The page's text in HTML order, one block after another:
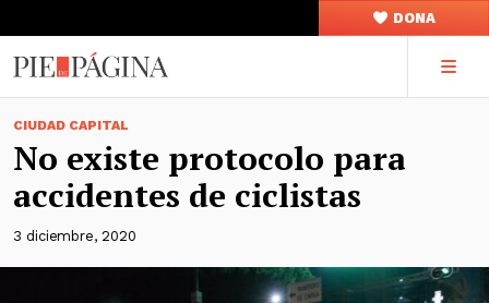
DONA
CIUDAD CAPITAL
No existe protocolo para
accidentes de ciclistas
3 diciembre, 2020